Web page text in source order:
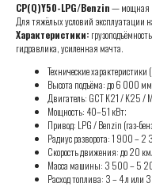
CP(Q)Y50-LPG/Benzin— мощная
Для тяжёлых условий эксплуатации
Характеристики:
гидравлика, усиленная мачта.
Технические
Высота подъёма: до 6 000
Двигатель: GCT K21 / K25 /
Мощность: 40–51 кВт;
Привод: LPG / Benzin (газ-
Радиус разворота: 1 900 –
Скорость движения: до 20
Масса машины: 3 500 – 5
Расход топлива: 3 – 4 л или